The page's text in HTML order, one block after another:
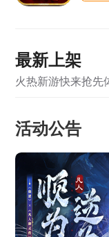
最新上架
火热新游快来抢先
活动公告